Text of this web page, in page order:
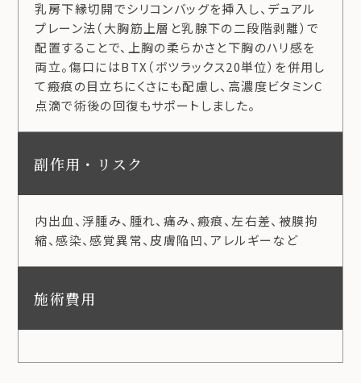
乳房下縁切開でシリコンバッグを挿入し、デュアル
プレーン法（大胸筋上層と乳腺下の二段階剥離）で
配置することで、上胸の柔らかさと下胸のハリ感を
両立。傷口にはBTX（ボツラックス20単位）を併用し
て瘢痕の目立ちにくさにも配慮し、高濃度ビタミンC
点滴で術後の回復もサポートしました。
副作用・リスク
内出血、浮腫み、腫れ、痛み、瘢痕、左右差、被膜拘
縮、感染、感覚異常、皮膚陥凹、アレルギーなど
施術費用